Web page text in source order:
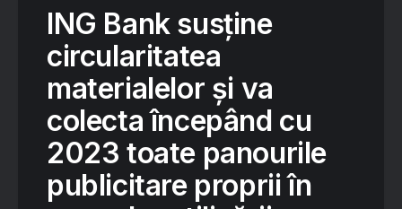
ING Bank susține
circularitatea
materialelor și va
colecta începând cu
2023 toate panourile
publicitare proprii în